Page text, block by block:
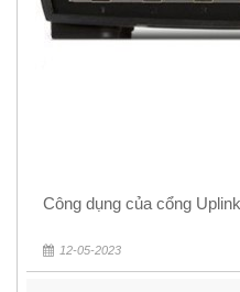
Công dụng của cổng
12-05-2023